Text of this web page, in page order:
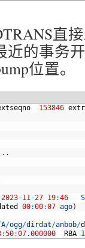
直
近的事务
位置。
153846
. .
2023-11-27 19:46
00:00:07 ago)
/ogg/dirdat/anbob/
:50:07.000000 RBA